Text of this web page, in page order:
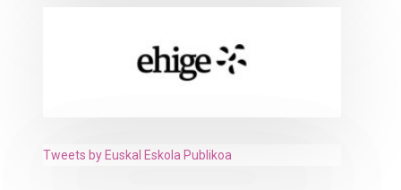
Tweets by Euskal Eskola Publikoa